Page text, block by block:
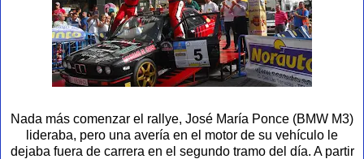
Nada más comenzar el rallye, José María Ponce (BMW M3)
lideraba, pero una avería en el motor de su vehículo le
dejaba fuera de carrera en el segundo tramo del día. A partir